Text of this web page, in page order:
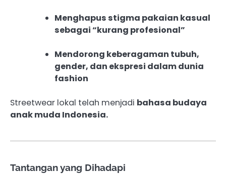
Menghapus stigma pakaian kasual
sebagai “kurang profesional”
Mendorong keberagaman tubuh,
gender, dan ekspresi dalam dunia
fashion
Streetwear lokal telah menjadi bahasa budaya
anak muda Indonesia.
Tantangan yang Dihadapi